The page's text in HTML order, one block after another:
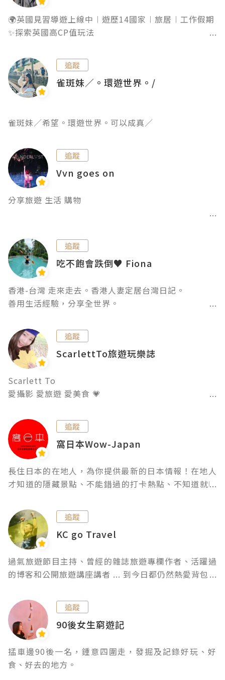
合作聯絡：princess.adachu@gmail.com
🌍英國見習導遊上線中︱遊歷14國家︱旅居︱工作假期
✨探索英國高CP值玩法
✨獨旅系列
✨J人計劃特種兵旅行系列
.
聯繫合作請DM
追蹤
雀斑妹／。環遊世界。/
雀斑妹／希望。環遊世界。可以成真／
追蹤
Vvn goes on
分享旅遊 生活 購物
山,西雅圖,關島,夏威夷,沙巴,曼谷,新加坡,東京,香港,沖
繩,上海,倫敦,巴黎,馬爾地夫,澳門...跟我一起自助旅
行。
追蹤
吃不飽會跌倒♥ Fiona
香港-台灣 走來走去。香港人妻定居台灣日記。
追蹤
ScarlettTo旅遊玩樂誌
Scarlett To
愛攝影 愛旅遊 愛美食 💗
在各大平台與大家分享旅遊、玩樂、日常和美食
（歡迎追蹤💗： YT/IG/FB/MEWE：Scarlett To 旅遊
玩樂誌）
追蹤
窩日本Wow-Japan
長住日本的在地人，為你提供最新的日本情報！在地人
才知道的隱藏景點、不能錯過的打卡熱點、不知道就吃
長的私房分享，超用心超豐富內容讓我們陪你一起窩日
本～
追蹤
KC go Travel
過氣旅遊節目主持、曾經的雜誌旅遊專欄作者、活躍過
的博客和公開旅遊講座講者 ... 到今日都仍然熱愛背包、
追蹤
90後女生窮遊記
掹車邊90後一名，鍾意四圍走，發掘及記錄好玩、好
食、好去的地方。